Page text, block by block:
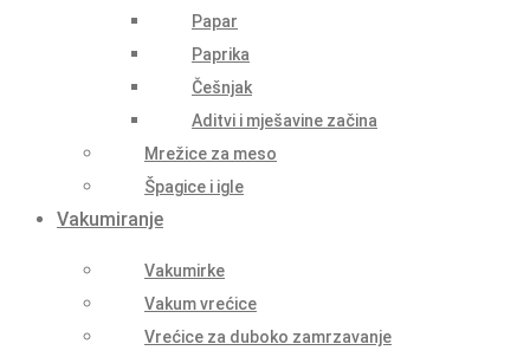
Papar
Paprika
Češnjak
Aditvi i mješavine začina
Mrežice za meso
Špagice i igle
Vakumiranje
Vakumirke
Vakum vrećice
Vrećice za duboko zamrzavanje